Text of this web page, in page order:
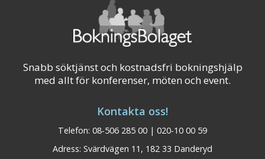
Snabb söktjänst och kostnadsfri bokningshjälp
med allt för konferenser, möten och event.
Kontakta oss!
Telefon: 08-506 285 00 | 020-10 00 59
Adress: Svärdvägen 11, 182 33 Danderyd